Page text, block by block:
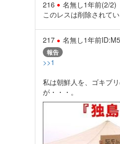
216 名無し1年前(2/2)
このレスは削除されて
217 名無し1年前
報告
>>1
私は朝鮮人を、ゴキブ
が・・・。